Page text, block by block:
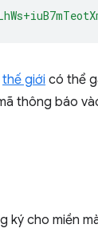
thế giới có thể
thông báo
ký cho miền